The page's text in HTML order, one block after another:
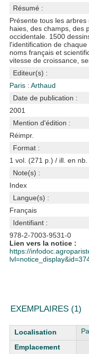
Résumé :
Présente tous les
haies, des champs, des
occidentale. 1500
l'identification de
noms français et
vitesse de croissance,
Editeur(s) :
Paris : Arthaud
Date de publication :
2001
Mention d'édition :
Réimpr.
Format :
1 vol. (271 p.) / ill. en nb.
Note(s) :
Index
Langue(s) :
Français
Identifiant :
978-2-7003-9531-0
Lien vers la notice :
https://
EXEMPLAIRES (1)
Liste des exemplaires